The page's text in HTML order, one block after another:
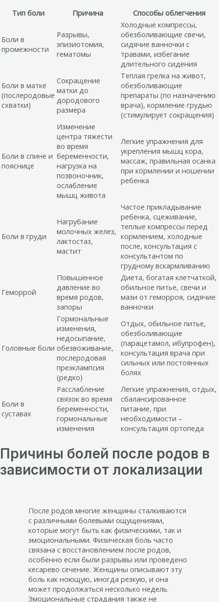
Тип боли
Причина Способы облегчения
Боли в
промежности
Разрывы,
эпизиотомия,
гематомы
Холодные компрессы,
обезболивающие свечи,
сидячие ванночки с
травами, избегание
длительного сидения
Боли в матке
(послеродовые
схватки)
Сокращение
матки до
дородового
размера
Теплая грелка на живот,
обезболивающие
препараты (по назначению
врача), кормление грудью
(стимулирует сокращения)
Боли в спине и
пояснице
Изменение
центра тяжести
во время
беременности,
нагрузка на
позвоночник,
ослабление
мышц живота
Легкие упражнения для
укрепления мышц кора,
массаж, правильная осанка
при кормлении и ношении
ребенка
Боли в груди
Нагрубание
молочных желез,
лактостаз,
мастит
Частое прикладывание
ребенка, сцеживание,
теплые компрессы перед
кормлением, холодные
после, консультация с
консультантом по
грудному вскармливанию
Геморрой
Повышенное
давление во
время родов,
запоры
Диета, богатая клетчаткой,
обильное питье, свечи и
мази от геморроя, сидячие
ванночки
Головные боли
Гормональные
изменения,
недосыпание,
обезвоживание,
послеродовая
преэклампсия
(редко)
Отдых, обильное питье,
обезболивающие
(парацетамол, ибупрофен),
консультация врача при
сильных или постоянных
болях
Боли в
суставах
Расслабление
связок во время
беременности,
гормональные
изменения
Легкие упражнения, отдых,
сбалансированное
питание, при
необходимости –
консультация ортопеда
Причины болей после родов в
зависимости от локализации
После родов многие женщины сталкиваются
с различными болевыми ощущениями,
которые могут быть как физическими, так и
эмоциональными. Физическая боль часто
связана с восстановлением после родов,
особенно если были разрывы или проведено
кесарево сечение. Женщины описывают эту
боль как ноющую, иногда резкую, и она
может продолжаться несколько недель.
Эмоциональные страдания также не